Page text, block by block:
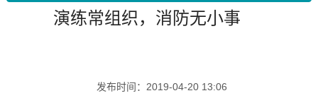
演练常组织，消防无小事
发布时间： 2019-04-20 13:06